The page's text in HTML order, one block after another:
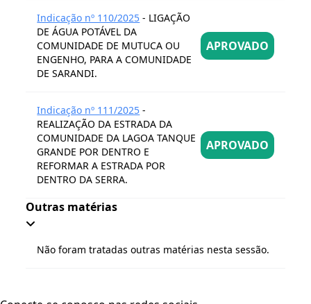
Indicação nº 110/2025 - LIGAÇÃO
DE ÁGUA POTÁVEL DA
COMUNIDADE DE MUTUCA OU
ENGENHO, PARA A COMUNIDADE
DE SARANDI.
APROVADO
Indicação nº 111/2025 -
REALIZAÇÃO DA ESTRADA DA
COMUNIDADE DA LAGOA TANQUE
GRANDE POR DENTRO E
REFORMAR A ESTRADA POR
DENTRO DA SERRA.
APROVADO
Outras matérias
Não foram tratadas outras matérias nesta sessão.